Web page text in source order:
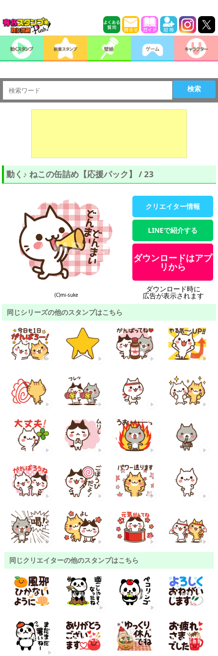
検索
動く♪ ねこの缶詰め【応援パック】 / 23
(C)mi-suke
クリエイター情報
LINEで紹介する
ダウンロードはアプ
リから
ダウンロード時に
広告が表示されます
同じシリーズの他のスタンプはこちら
同じクリエイターの他のスタンプはこちら